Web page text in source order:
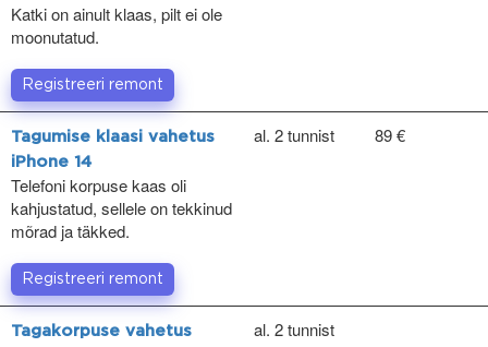
Katki on ainult klaas, pilt ei ole
moonutatud.
Registreeri remont
Tagumise klaasi vahetus
iPhone 14
Telefoni korpuse kaas oli
kahjustatud, sellele on tekkinud
mõrad ja täkked.
al. 2 tunnist 89 €
Registreeri remont
Tagakorpuse vahetus
al. 2 tunnist